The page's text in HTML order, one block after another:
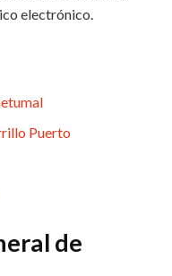
electrónico.
Puerto
de